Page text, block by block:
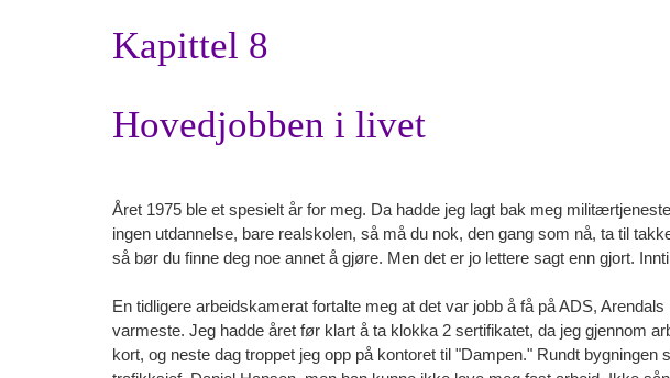
Kapittel 8
Hovedjobben i livet
Året 1975 ble et spesielt år for meg. Da hadde jeg lagt bak meg
ingen utdannelse, bare realskolen, så må du nok, den gang som nå, ta til
så bør du finne deg noe annet å gjøre. Men det er jo lettere sagt enn gjort.
En tidligere arbeidskamerat fortalte meg at det var jobb å få på ADS,
varmeste. Jeg hadde året før klart å ta klokka 2 sertifikatet, da jeg gjennom
kort, og neste dag troppet jeg opp på kontoret til "Dampen." Rundt